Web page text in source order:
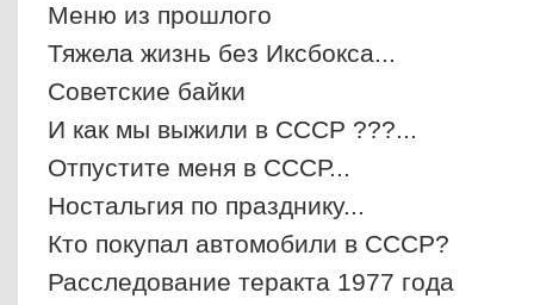
Меню из прошлого
Тяжела жизнь без Иксбокса...
Советские байки
И как мы выжили в СССР ???...
Отпустите меня в СССР...
Ностальгия по празднику...
Кто покупал автомобили в СССР?
Расследование теракта 1977 года